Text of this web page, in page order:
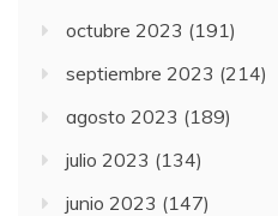
octubre 2023 (191)
septiembre 2023 (214)
agosto 2023 (189)
julio 2023 (134)
junio 2023 (147)